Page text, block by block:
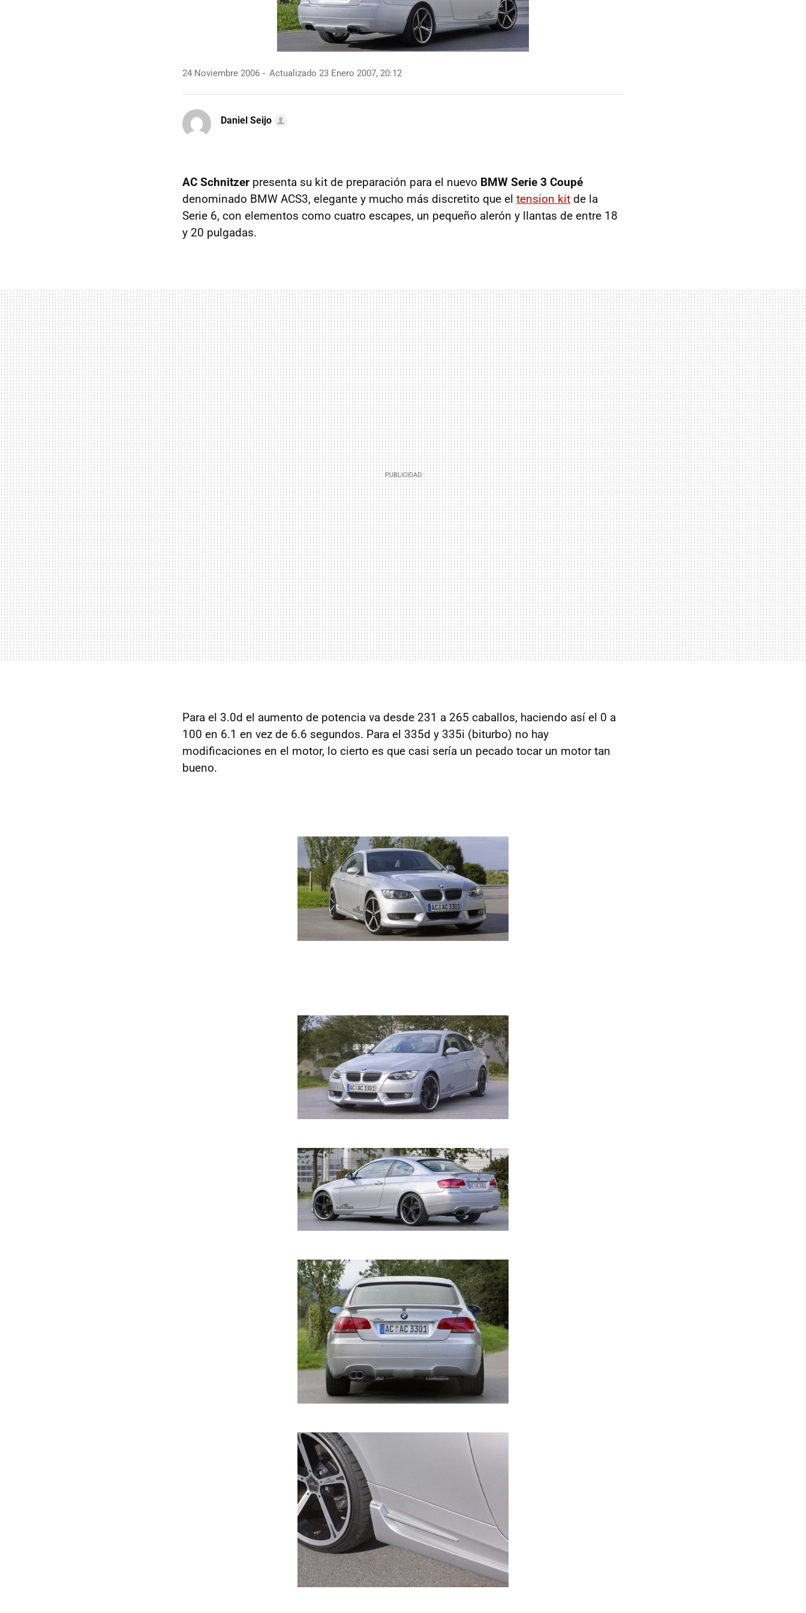
24 Noviembre 2006 Actualizado 23 Enero 2007, 20:12
Daniel Seijo
AC Schnitzer presenta su kit de preparación para el nuevo BMW Serie 3 Coupé
denominado BMW ACS3, elegante y mucho más discretito que el tension kit de la
Serie 6, con elementos como cuatro escapes, un pequeño alerón y llantas de entre 18
y 20 pulgadas.
Para el 3.0d el aumento de potencia va desde 231 a 265 caballos, haciendo así el 0 a
100 en 6.1 en vez de 6.6 segundos. Para el 335d y 335i (biturbo) no hay
modificaciones en el motor, lo cierto es que casi sería un pecado tocar un motor tan
bueno.